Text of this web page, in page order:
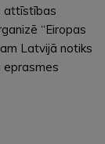
attīstības
“Eiropas
Latvijā notiks
eprasmes